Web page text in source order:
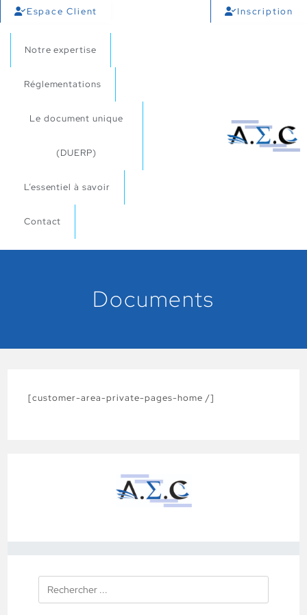
Espace Client Inscription
Notre expertise
Réglementations
Le document unique
(DUERP)
L’essentiel à savoir
Contact
Documents
[customer-area-private-pages-home /]